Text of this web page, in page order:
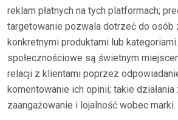
reklam płatnych na tych platformach;
targetowanie pozwala dotrzeć do osób
konkretnymi produktami lub
społecznościowe są świetnym
relacji z klientami poprzez
komentowanie ich opinii; takie
zaangażowanie i lojalność wobec marki.